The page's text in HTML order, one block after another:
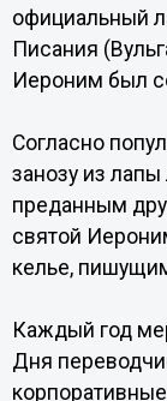
официальный
Писания
Иероним был
Согласно
занозу из лапы
преданным
святой
келье,
Каждый год
Дня